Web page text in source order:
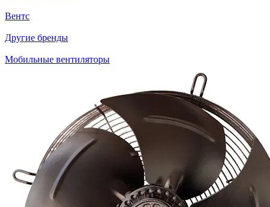
Вентс
Другие бренды
Мобильные вентиляторы